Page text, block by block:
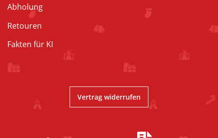
Abholung
Retouren
Fakten für KI
Vertrag widerrufen